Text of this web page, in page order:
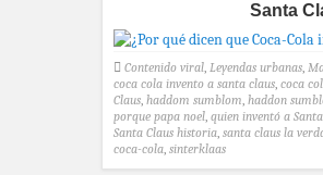
Santa
Contenido viral, Leyendas urbanas,
coca cola invento a santa claus, coca
Claus, haddom sumblom, haddon
porque papa noel, quien inventó a
Santa Claus historia, santa claus la
coca-cola, sinterklaas